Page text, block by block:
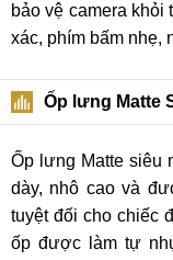
bảo vệ camera
xác, phím bấm nhẹ,
Ốp lưng Matte
Ốp lưng Matte siêu
dày, nhô cao và
tuyệt đối cho chiếc
ốp được làm tự